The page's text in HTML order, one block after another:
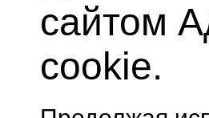
сайтом
cookie.